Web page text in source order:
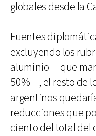
globales desde la
Fuentes
excluyendo los
aluminio —que
50%—, el resto de
argentinos
reducciones que
ciento del total del